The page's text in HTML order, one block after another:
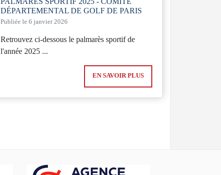
DÉPARTEMENTAL DE GOLF DE PARIS
Publiée le 6 janvier 2026
Retrouvez ci-dessous le palmarès sportif de
l'année 2025 ...
EN SAVOIR PLUS